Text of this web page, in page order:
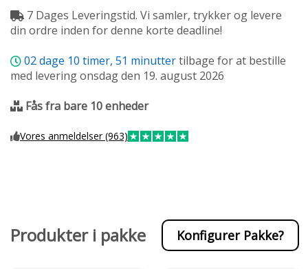
7 Dages Leveringstid. Vi samler, trykker og levere
din ordre inden for denne korte deadline!
02dage 10 timer, 51 minuttertilbage for at bestille
med levering onsdag den 19. august 2026
Fås fra bare 10 enheder
Vores anmeldelser (963)
Produkter i pakke Konfigurer Pakke?